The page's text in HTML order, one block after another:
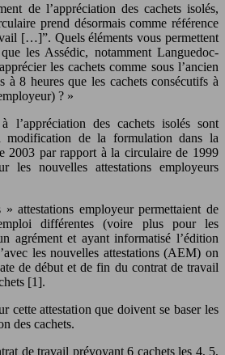
de l’appréciation des cachets isolés,
prend désormais comme référence
[…]”. Quels éléments vous permettent
les Assédic, notamment Languedoc-
les cachets comme sous l’ancien
à 8 heures que les cachets consécutifs à
? »
l’appréciation des cachets isolés sont
de la formulation dans la
2003 par rapport à la circulaire de 1999
les nouvelles attestations employeurs
attestations employeur permettaient de
différentes (voire plus pour les
agrément et ayant informatisé l’édition
les nouvelles attestations (AEM) on
de début et de fin du contrat de travail
[1].
cette attestation que doivent se baser les
des cachets.
de travail prévoyant 6 cachets les 4, 5,